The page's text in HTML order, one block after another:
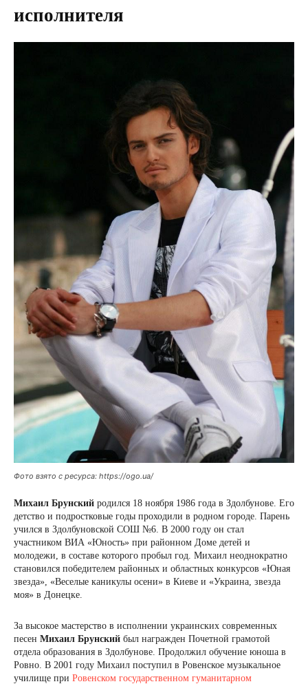
исполнителя
Фото взято с ресурса: https://ogo.ua/
Михаил Брунский родился 18 ноября 1986 года в Здолбунове. Его
детство и подростковые годы проходили в родном городе. Парень
учился в Здолбуновской СОШ №6. В 2000 году он стал
участником ВИА «Юность» при районном Доме детей и
молодежи, в составе которого пробыл год. Михаил неоднократно
становился победителем районных и областных конкурсов «Юная
звезда», «Веселые каникулы осени» в Киеве и «Украина, звезда
моя» в Донецке.
За высокое мастерство в исполнении украинских современных
песен Михаил Брунский был награжден Почетной грамотой
отдела образования в Здолбунове. Продолжил обучение юноша в
Ровно. В 2001 году Михаил поступил в Ровенское музыкальное
училище при Ровенском государственном гуманитарном